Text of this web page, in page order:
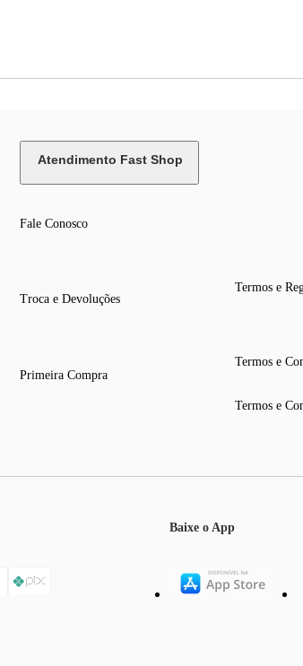
Atendimento Fast Shop
Fale Conosco
Troca e Devoluções
Primeira Compra
Termos e
Termos e
Termos e
Baixe o App